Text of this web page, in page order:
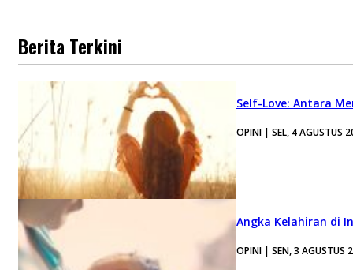
Berita Terkini
Self-Love: Antara
OPINI | SEL, 4 AGUSTUS
Angka Kelahiran di
OPINI | SEN, 3 AGUSTUS